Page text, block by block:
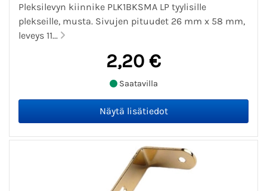
Pleksilevyn kiinnike PLK1BKSMA LP tyylisille
plekseille, musta. Sivujen pituudet 26 mm x 58 mm,
leveys 11...
2,20 €
Saatavilla